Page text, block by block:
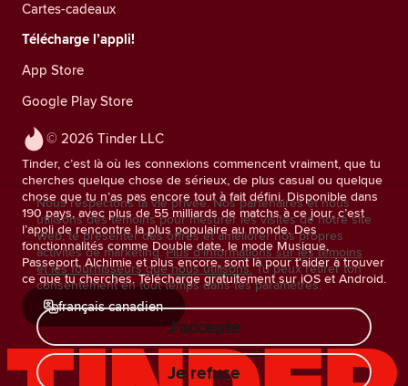
© 2026 Tinder LLC
Tinder, c’est là où les connexions commencent vraiment, que tu
cherches quelque chose de sérieux, de plus casual ou quelque
chose que tu n’as pas encore tout à fait défini. Disponible dans
190 pays, avec plus de 55 milliards de matchs à ce jour, c’est
l’appli de rencontre la plus populaire au monde. Des
fonctionnalités comme Double date, le mode Musique,
Passeport, Alchimie et plus encore, sont là pour t'aider à trouver
ce que tu cherches. Télécharge gratuitement sur iOS et Android.
français canadien
Cartes-cadeaux
Télécharge l’appli!
App Store
Google Play Store
Nous respectons ta vie privée. Nos partenaires et nous
utilisons des témoins pour mesurer les visites de notre site
Web, te présenter des offres et améliorer nos propres
activités de marketing. Plus d'informations sur les témoins
et les fournisseurs que nous utilisons. Tu peux retirer ton
consentement en tout temps dans tes paramètres.
J'accepte
Je refuse